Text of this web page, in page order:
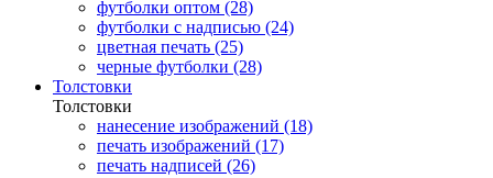
футболки оптом (28)
футболки с надписью (24)
цветная печать (25)
черные футболки (28)
Толстовки
Толстовки
нанесение изображений (18)
печать изображений (17)
печать надписей (26)